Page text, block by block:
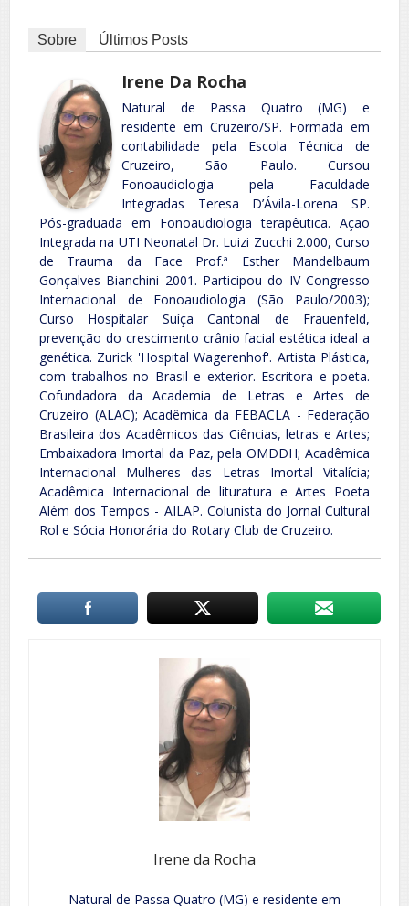
Sobre Últimos Posts
Irene Da Rocha
Natural de Passa Quatro (MG) e
residente em Cruzeiro/SP. Formada em
contabilidade pela Escola Técnica de
Cruzeiro, São Paulo. Cursou
Fonoaudiologia pela Faculdade
Integradas Teresa D’Ávila-Lorena SP.
Pós-graduada em Fonoaudiologia terapêutica. Ação
Integrada na UTI Neonatal Dr. Luizi Zucchi 2.000, Curso
de Trauma da Face Prof.ª Esther Mandelbaum
Gonçalves Bianchini 2001. Participou do IV Congresso
Internacional de Fonoaudiologia (São Paulo/2003);
Curso Hospitalar Suíça Cantonal de Frauenfeld,
prevenção do crescimento crânio facial estética ideal a
genética. Zurick 'Hospital Wagerenhof'. Artista Plástica,
com trabalhos no Brasil e exterior. Escritora e poeta.
Cofundadora da Academia de Letras e Artes de
Cruzeiro (ALAC); Acadêmica da FEBACLA - Federação
Brasileira dos Acadêmicos das Ciências, letras e Artes;
Embaixadora Imortal da Paz, pela OMDDH; Acadêmica
Internacional Mulheres das Letras Imortal Vitalícia;
Acadêmica Internacional de lituratura e Artes Poeta
Além dos Tempos - AILAP. Colunista do Jornal Cultural
Rol e Sócia Honorária do Rotary Club de Cruzeiro.
Irene da Rocha
Natural de Passa Quatro (MG) e residente em